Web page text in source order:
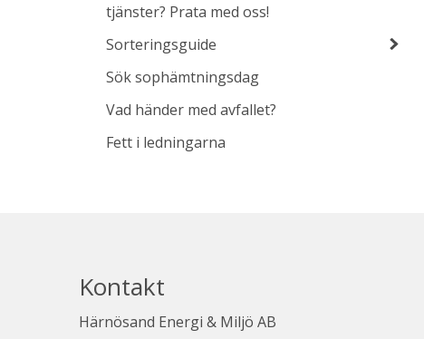
tjänster? Prata med oss!
Sorteringsguide
Sök sophämtningsdag
Vad händer med avfallet?
Fett i ledningarna
Kontakt
Härnösand Energi & Miljö AB